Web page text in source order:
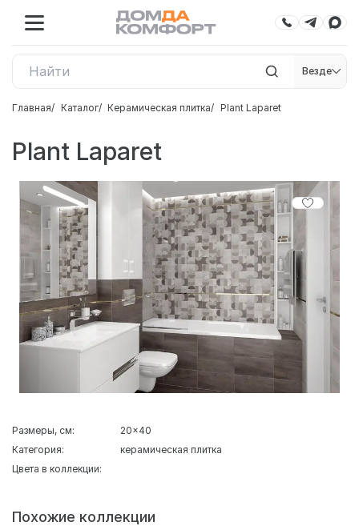
Везде
Главная Каталог Керамическая плитка Plant Laparet
Plant Laparet
Размеры, см:
20x40
Категория:
керамическая плитка
Цвета в коллекции:
Похожие коллекции